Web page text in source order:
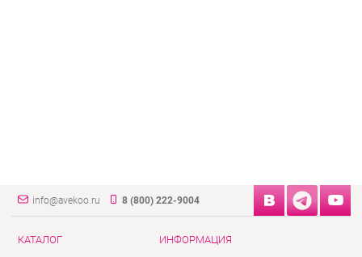
info@avekoo.ru 8 (800) 222-9004
КАТАЛОГ ИНФОРМАЦИЯ